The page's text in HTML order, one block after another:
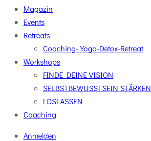
Magazin
Events
Retreats
Coaching-Yoga-Detox-Retreat
Workshops
FINDE DEINE VISION
SELBSTBEWUSSTSEIN STÄRKEN
LOSLASSEN
Coaching
Anmelden